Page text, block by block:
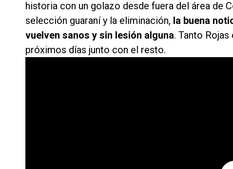
historia con un golazo desde fuera del área de
selección guaraní y la eliminación, la buena
vuelven sanos y sin lesión alguna. Tanto
próximos días junto con el resto.